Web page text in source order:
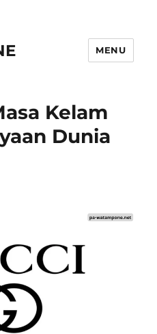
MENU
Kelam
Dunia